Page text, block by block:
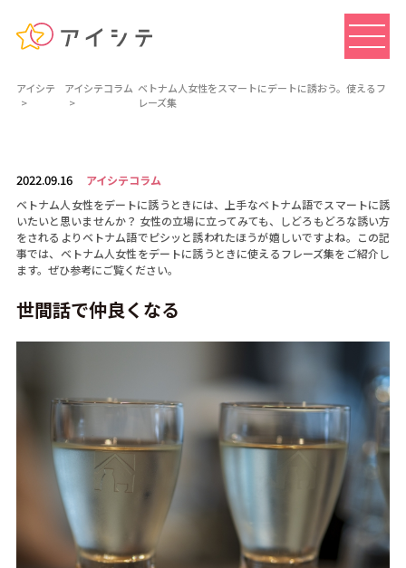
アイシテ アイシテコラム ベトナム人女性をスマートにデートに誘おう。使えるフ
レーズ集
2022.09.16
アイシテコラム
ベトナム人女性をデートに誘うときには、上手なベトナム語でスマートに誘
いたいと思いませんか？ 女性の立場に立ってみても、しどろもどろな誘い方
をされるよりベトナム語でピシッと誘われたほうが嬉しいですよね。この記
事では、ベトナム人女性をデートに誘うときに使えるフレーズ集をご紹介し
ます。ぜひ参考にご覧ください。
世間話で仲良くなる